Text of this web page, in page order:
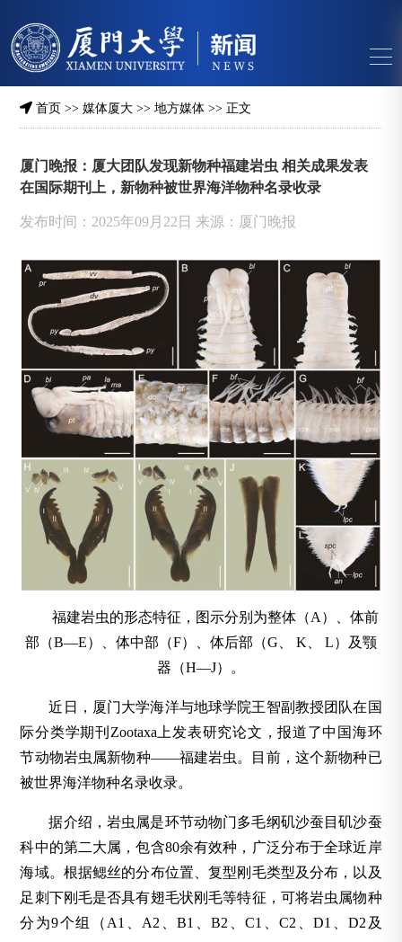
首页 >>媒体厦大 >>地方媒体 >> 正文
厦门晚报：厦大团队发现新物种福建岩虫 相关成果发表
在国际期刊上，新物种被世界海洋物种名录收录
发布时间：2025年09月22日 来源：厦门晚报
福建岩虫的形态特征，图示分别为整体（A）、体前
部（B—E）、体中部（F）、体后部（G、 K、 L）及颚
器（H—J）。
近日，厦门大学海洋与地球学院王智副教授团队在国
际分类学期刊Zootaxa上发表研究论文，报道了中国海环
节动物岩虫属新物种——福建岩虫。目前，这个新物种已
被世界海洋物种名录收录。
据介绍，岩虫属是环节动物门多毛纲矶沙蚕目矶沙蚕
科中的第二大属，包含80余有效种，广泛分布于全球近岸
海域。根据鳃丝的分布位置、复型刚毛类型及分布，以及
足刺下刚毛是否具有翅毛状刚毛等特征，可将岩虫属物种
分为9个组（A1、A2、B1、B2、C1、C2、D1、D2及